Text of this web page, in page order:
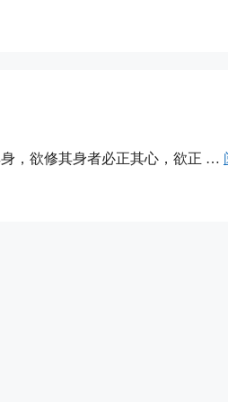
，欲修其身者必正其心，欲正 …